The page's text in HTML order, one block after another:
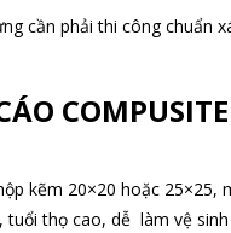
cần phải thi công
COMPUSITE
kẽm 20×20 hoặc
thọ cao, dễ làm vệ